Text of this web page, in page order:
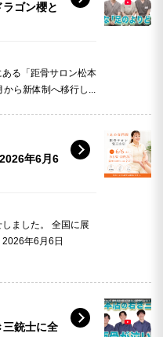
ラゴン櫻と
る「距骨サロン松本
ら新体制へ移行し...
年6月6
ました。 全国に展
年6月6日
三銃士に全